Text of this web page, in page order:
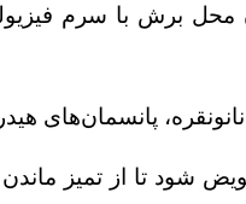
محل برش با سرم
پانسمان‌های
شود تا از تمیز